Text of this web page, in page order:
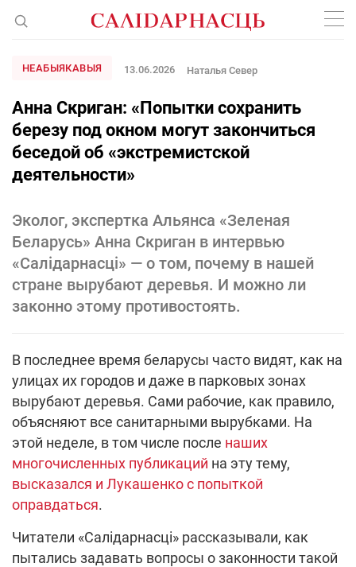
НЕАБЫЯКАВЫЯ 13.06.2026 Наталья Север
Анна Скриган: «Попытки сохранить
березу под окном могут закончиться
беседой об «экстремистской
деятельности»
Эколог, экспертка Альянса «Зеленая
Беларусь» Анна Скриган в интервью
«Салідарнасці» — о том, почему в нашей
стране вырубают деревья. И можно ли
законно этому противостоять.
В последнее время беларусы часто видят, как на
улицах их городов и даже в парковых зонах
вырубают деревья. Сами рабочие, как правило,
объясняют все санитарными вырубками. На
этой неделе, в том числе после наших
многочисленных публикаций на эту тему,
высказался и Лукашенко с попыткой
оправдаться.
Читатели «Салідарнасці» рассказывали, как
пытались задавать вопросы о законности такой